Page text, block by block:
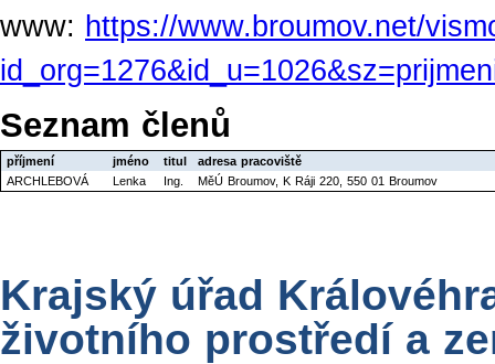
www: https://www.broumov.net/
Seznam členů
příjmení jméno titul
adresa pracoviště
ARCHLEBOVÁ
Lenka Ing. MěÚ Broumov, K Ráji 220, 550 01 Broumov
Krajský úřad
životního prostředí a